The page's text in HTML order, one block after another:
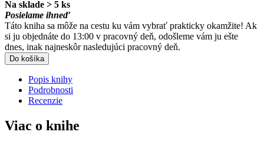
Na sklade > 5 ks
Posielame ihneď
Táto kniha sa môže na cestu ku vám vybrať prakticky okamžite! Ak
si ju objednáte do 13:00 v pracovný deň, odošleme vám ju ešte
dnes, inak najneskôr nasledujúci pracovný deň.
Do košíka
Popis knihy
Podrobnosti
Recenzie
Viac o knihe